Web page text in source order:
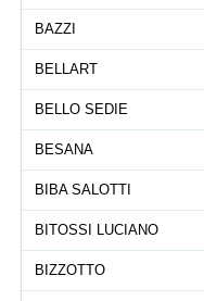
BAZZI
BELLART
BELLO SEDIE
BESANA
BIBA SALOTTI
BITOSSI LUCIANO
BIZZOTTO